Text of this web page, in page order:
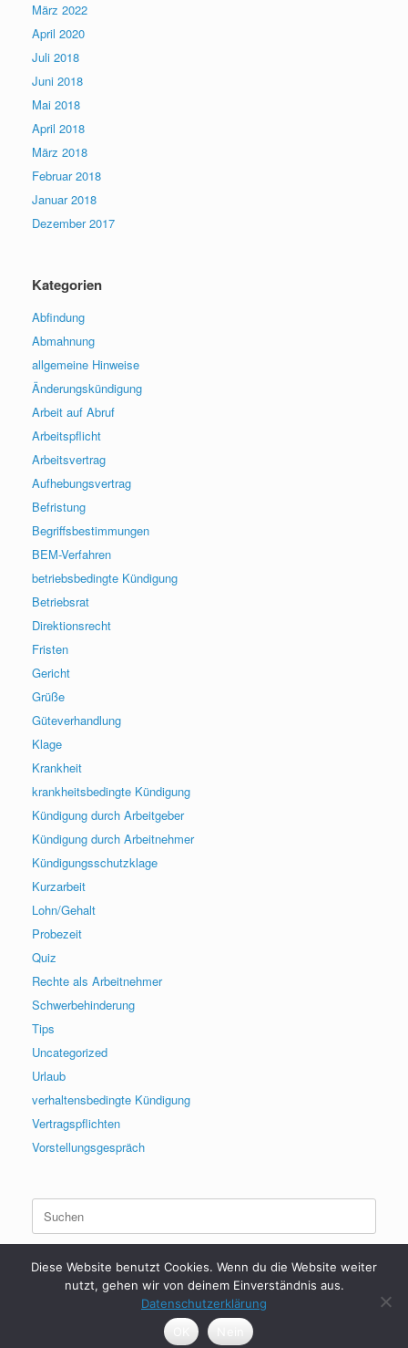
März 2022
April 2020
Juli 2018
Juni 2018
Mai 2018
April 2018
März 2018
Februar 2018
Januar 2018
Dezember 2017
Kategorien
Abfindung
Abmahnung
allgemeine Hinweise
Änderungskündigung
Arbeit auf Abruf
Arbeitspflicht
Arbeitsvertrag
Aufhebungsvertrag
Befristung
Begriffsbestimmungen
BEM-Verfahren
betriebsbedingte Kündigung
Betriebsrat
Direktionsrecht
Fristen
Gericht
Grüße
Güteverhandlung
Klage
Krankheit
krankheitsbedingte Kündigung
Kündigung durch Arbeitgeber
Kündigung durch Arbeitnehmer
Kündigungsschutzklage
Kurzarbeit
Lohn/Gehalt
Probezeit
Quiz
Rechte als Arbeitnehmer
Schwerbehinderung
Tips
Uncategorized
Urlaub
verhaltensbedingte Kündigung
Vertragspflichten
Vorstellungsgespräch
nach:
2017 - 2026 | HerrDenis | Arbeitsrecht
Diese Website benutzt Cookies. Wenn du die Website weiter
nutzt, gehen wir von deinem Einverständnis aus.
Datenschutzerklärung